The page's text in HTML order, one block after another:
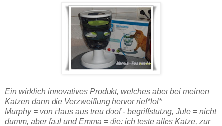
Ein wirklich innovatives Produkt, welches aber bei meinen
Katzen dann die Verzweiflung hervor rief*lol*
Murphy = von Haus aus treu doof - begriffstutzig, Jule = nicht
dumm, aber faul und Emma = die: ich teste alles Katze, zur